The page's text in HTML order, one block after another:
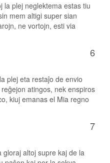
la plej neglektema estas tiu
mem altigi super sian
ne vortojn, esti via
6
plej eta restaĵo de envio
atingos, nek enspiros
kiuj emanas el Mia regno
7
gloraj altoj supre kaj de la